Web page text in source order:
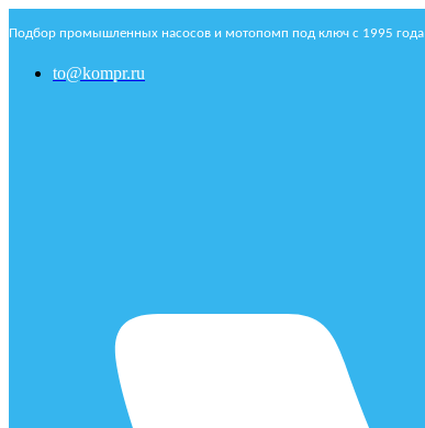
Подбор промышленных насосов и мотопомп под ключ с 1995 года
to@kompr.ru